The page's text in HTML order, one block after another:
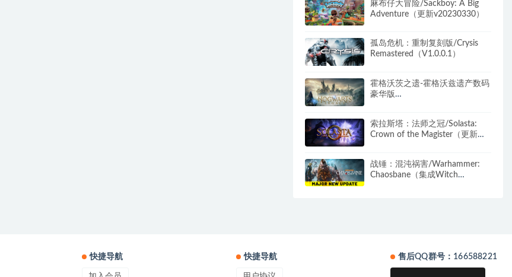
麻布仔大冒险/Sackboy: A Big
Adventure（更新v20230330）
孤岛危机：重制复刻版/Crysis
Remastered（V1.0.0.1）
霍格沃茨之遗-霍格沃兹遗产数码
豪华版
索拉斯塔：法师之冠/Solasta:
Crown of the Magister（更新
战锤：混沌祸害/Warhammer:
Chaosbane（集成Witch
快捷导航 快捷导航 售后QQ群号：166588221